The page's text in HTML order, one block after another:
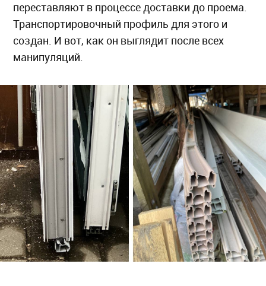
переставляют в процессе доставки до проема.
Транспортировочный профиль для этого и
создан. И вот, как он выглядит после всех
манипуляций.